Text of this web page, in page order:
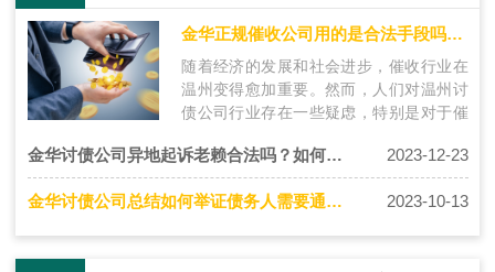
金华正规催收公司用的是合法手段吗？都有哪些呢？
随着经济的发展和社会进步，催收行业在
温州变得愈加重要。然而，人们对温州讨
债公司行业存在一些疑虑，特别是对于催
探…
金华讨债公司异地起诉老赖合法吗？如何异地合法追债 2023-12-23
金华讨债公司总结如何举证债务人需要通过哪些途径？ 2023-10-13